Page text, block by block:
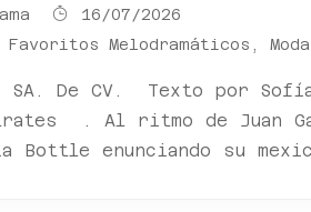
16/07/2026
Favoritos Melodramáticos Moda
SA. De CV. Texto por
. Al ritmo de Juan
Bottle enunciando su